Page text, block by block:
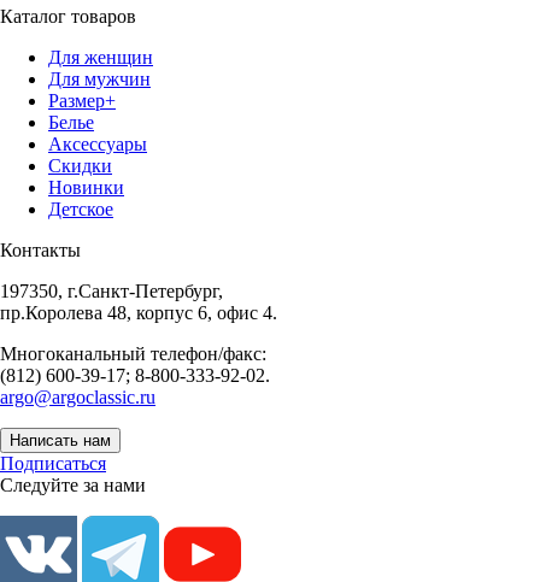
Каталог товаров
Для женщин
Для мужчин
Размер+
Белье
Аксессуары
Скидки
Новинки
Детское
Контакты
197350, г.Санкт-Петербург,
пр.Королева 48, корпус 6, офис 4.
Многоканальный телефон/факс:
(812) 600-39-17; 8-800-333-92-02.
argo@argoclassic.ru
Написать нам
Подписаться
Следуйте за нами